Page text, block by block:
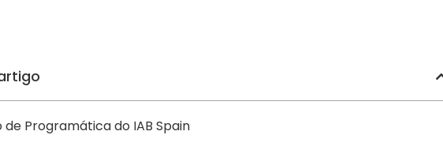
de Programática do IAB Spain